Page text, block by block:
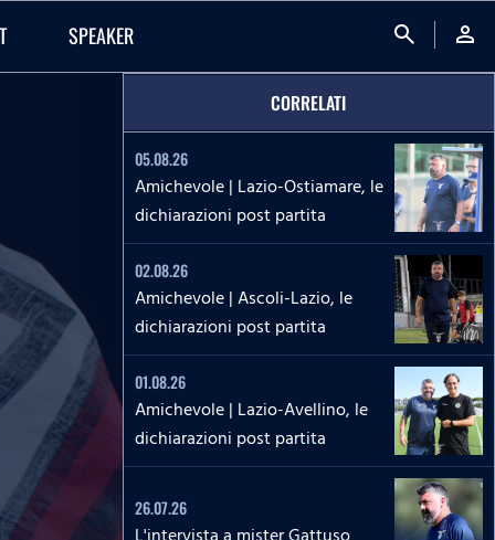
SPEAKER search person
CORRELATI
05.08.26
Amichevole | Lazio-Ostiamare, le
dichiarazioni post partita
02.08.26
Amichevole | Ascoli-Lazio, le
dichiarazioni post partita
01.08.26
Amichevole | Lazio-Avellino, le
dichiarazioni post partita
26.07.26